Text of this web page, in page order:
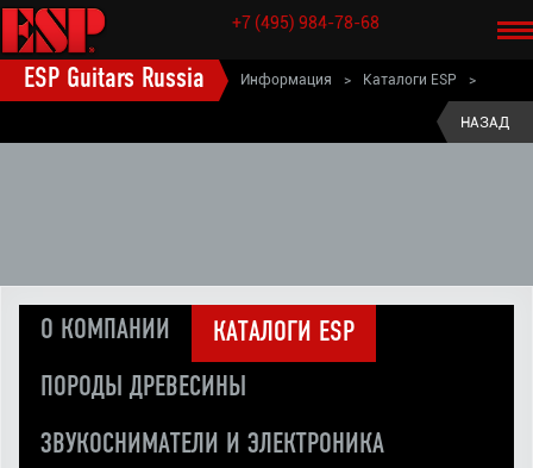
+7 (495) 984-78-68
ESP Guitars Russia Информация > Каталоги ESP >
НАЗАД
О КОМПАНИИ КАТАЛОГИ ESP
ПОРОДЫ ДРЕВЕСИНЫ
ЗВУКОСНИМАТЕЛИ И ЭЛЕКТРОНИКА